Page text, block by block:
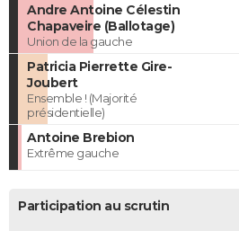
Andre Antoine Célestin
Chapaveire (Ballotage)
Union de la gauche
Patricia Pierrette Gire-
Joubert
Ensemble ! (Majorité
présidentielle)
Antoine Brebion
Extrême gauche
Participation au scrutin